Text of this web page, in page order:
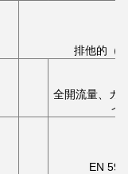
排他的（
全開流量、カ
イ
EN